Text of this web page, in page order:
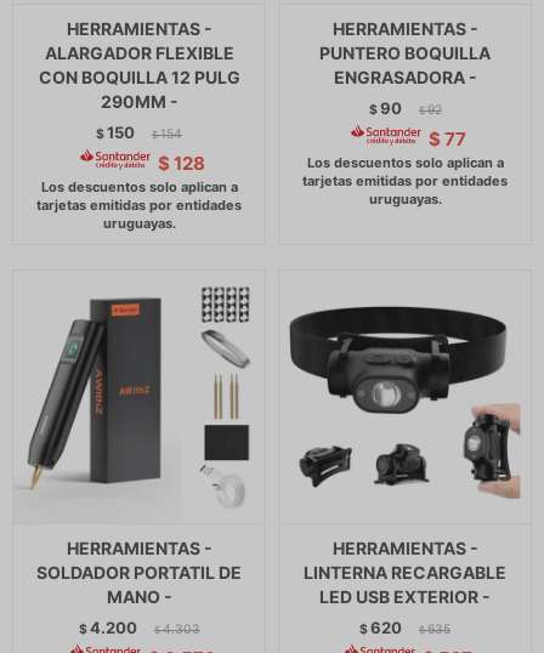
HERRAMIENTAS -
ALARGADOR FLEXIBLE
CON BOQUILLA 12 PULG
290MM -
$150 $ 154
$ 128
HERRAMIENTAS -
PUNTERO BOQUILLA
ENGRASADORA -
$90 $ 92
$ 77
HERRAMIENTAS -
SOLDADOR PORTATIL DE
MANO -
$4.200 $ 4.303
HERRAMIENTAS -
LINTERNA RECARGABLE
LED USB EXTERIOR -
$620 $ 635